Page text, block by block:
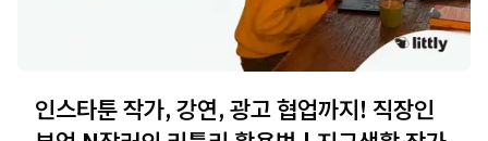
인스타툰 작가, 강연, 광고 협업까지! 직장인